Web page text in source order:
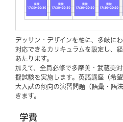
デッサン・デザインを軸に、多岐に
対応できるカリキュラムを設定し、
あたります。
加えて、全員必修で多摩美・武蔵美
擬試験を実施します。英語講座（希
大入試の傾向の演習問題（語彙・語
きます。
学費